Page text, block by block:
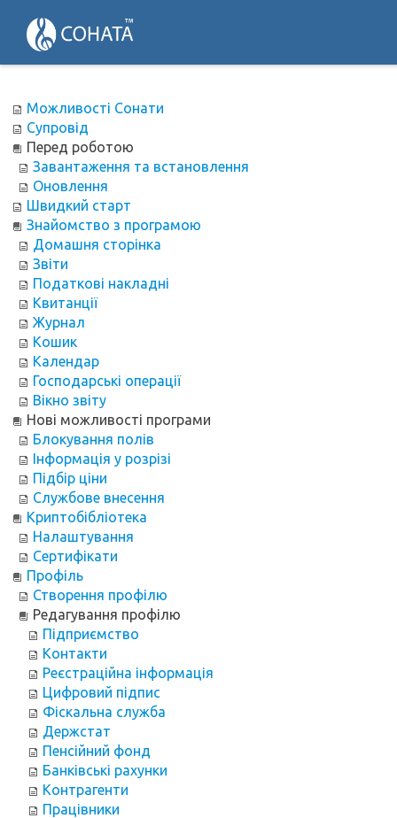
Можливості Сонати
Супровід
Перед роботою
Завантаження та встановлення
Оновлення
Швидкий старт
Знайомство з програмою
Домашня сторінка
Звіти
Податкові накладні
Квитанції
Журнал
Кошик
Календар
Господарські операції
Вікно звіту
Нові можливості програми
Блокування полів
Інформація у розрізі
Підбір ціни
Службове внесення
Криптобібліотека
Налаштування
Сертифікати
Профіль
Створення профілю
Редагування профілю
Підприємство
Контакти
Реєстраційна інформація
Цифровий підпис
Фіскальна служба
Держстат
Пенсійний фонд
Банківські рахунки
Контрагенти
Працівники